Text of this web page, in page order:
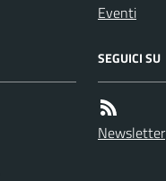
Eventi
SEGUICI SU
Newsletter